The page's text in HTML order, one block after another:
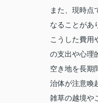
また、現時点
なることがあ
こうした費用
の支出や心理
空き地を長期
治体が注意喚
雑草の越境や